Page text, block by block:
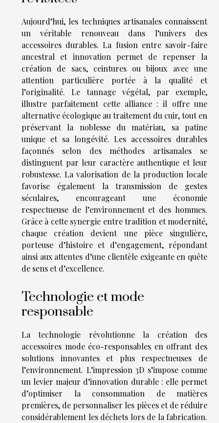
Aujourd’hui, les techniques artisanales connaissent
un véritable renouveau dans l’univers des
accessoires durables. La fusion entre savoir-faire
ancestral et innovation permet de repenser la
création de sacs, ceintures ou bijoux avec une
attention particulière portée à la qualité et
l’originalité. Le tannage végétal, par exemple,
illustre parfaitement cette alliance : il offre une
alternative écologique au traitement du cuir, tout en
préservant la noblesse du matériau, sa patine
unique et sa longévité. Les accessoires durables
façonnés selon des méthodes artisanales se
distinguent par leur caractère authentique et leur
robustesse. La valorisation de la production locale
favorise également la transmission de gestes
séculaires, encourageant une économie
respectueuse de l’environnement et des hommes.
Grâce à cette synergie entre tradition et modernité,
chaque création devient une pièce singulière,
porteuse d’histoire et d’engagement, répondant
ainsi aux attentes d’une clientèle exigeante en quête
de sens et d’excellence.
Technologie et mode
responsable
La technologie révolutionne la création des
accessoires mode éco-responsables en offrant des
solutions innovantes et plus respectueuses de
l’environnement. L’impression 3D s’impose comme
un levier majeur d’innovation durable : elle permet
d’optimiser la consommation de matières
premières, de personnaliser les pièces et de réduire
considérablement les déchets lors de la fabrication.